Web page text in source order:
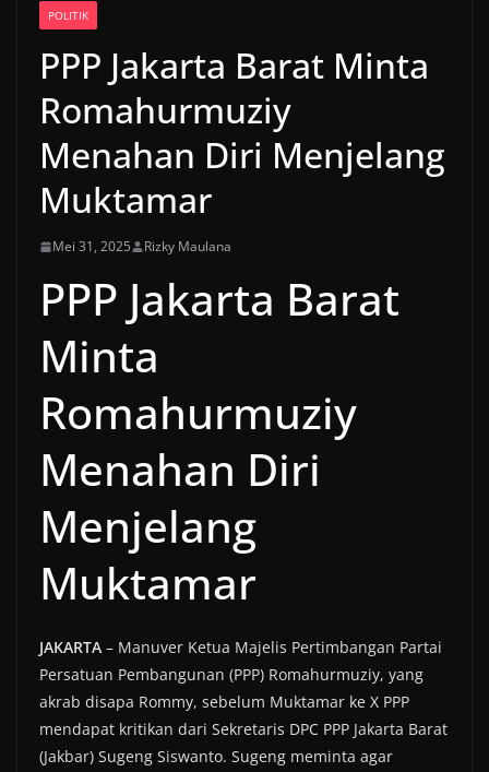
POLITIK
PPP Jakarta Barat Minta
Romahurmuziy
Menahan Diri Menjelang
Muktamar
Mei 31, 2025 Rizky Maulana
PPP Jakarta Barat
Minta
Romahurmuziy
Menahan Diri
Menjelang
Muktamar
JAKARTA – Manuver Ketua Majelis Pertimbangan Partai
Persatuan Pembangunan (PPP) Romahurmuziy, yang
akrab disapa Rommy, sebelum Muktamar ke X PPP
mendapat kritikan dari Sekretaris DPC PPP Jakarta Barat
(Jakbar) Sugeng Siswanto. Sugeng meminta agar